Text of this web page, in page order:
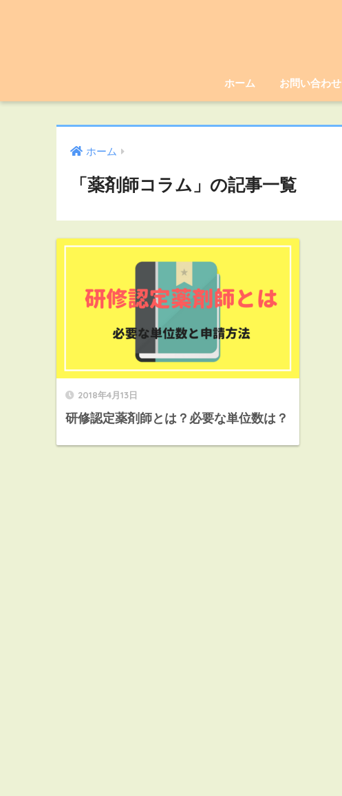
ホーム お問い合わせ
ホーム
「薬剤師コラム」の記事一覧
2018年4月13日
研修認定薬剤師とは？必要な単位数は？